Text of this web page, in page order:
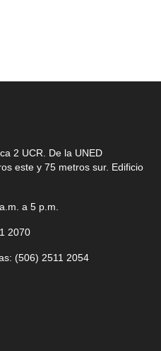
2 UCR. De la UNED
este y 75 metros sur. Edificio
a 5 p.m.
2070
(506) 2511 2054